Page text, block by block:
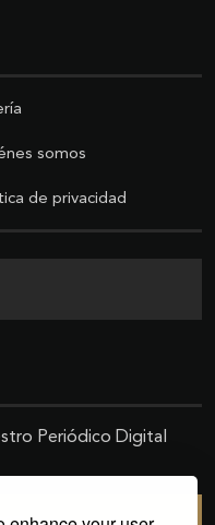
somos
de privacidad
Periódico Digital